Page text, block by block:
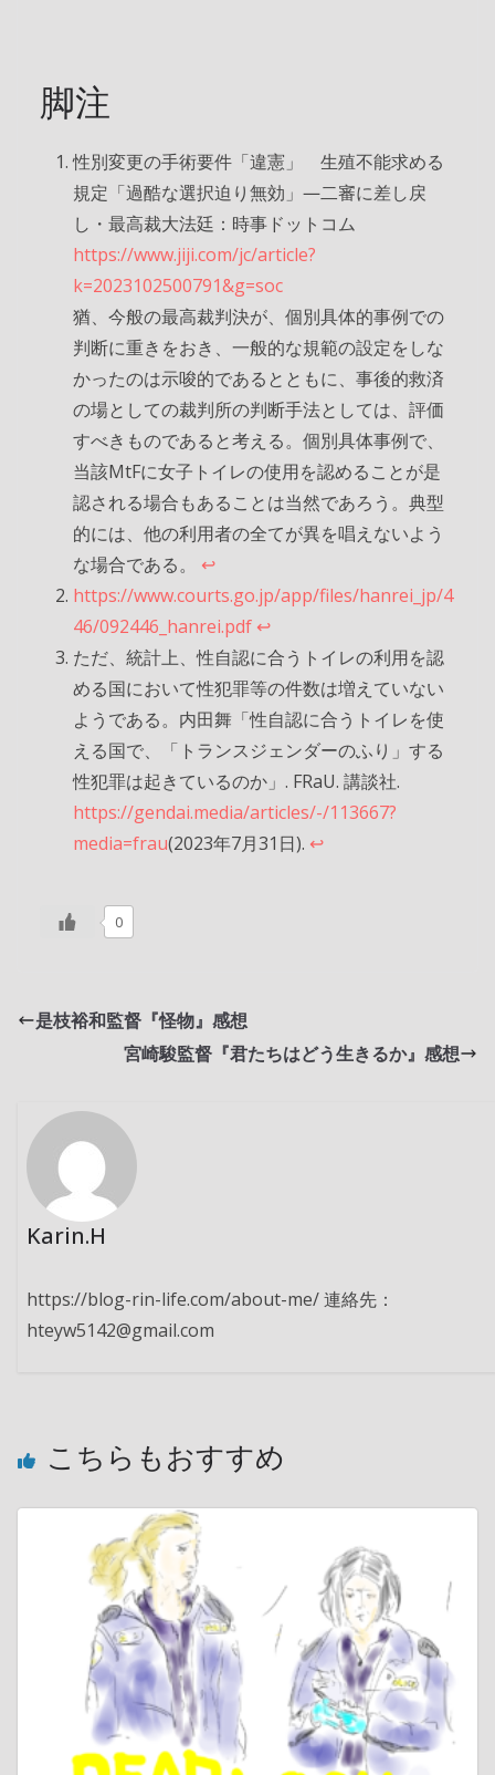
脚注
性別変更の手術要件「違憲」 生殖不能求める
規定「過酷な選択迫り無効」―二審に差し戻
し・最高裁大法廷：時事ドットコム
https://www.jiji.com/jc/article?
k=2023102500791&g=soc
猶、今般の最高裁判決が、個別具体的事例での
判断に重きをおき、一般的な規範の設定をしな
かったのは示唆的であるとともに、事後的救済
の場としての裁判所の判断手法としては、評価
すべきものであると考える。個別具体事例で、
当該MtFに女子トイレの使用を認めることが是
認される場合もあることは当然であろう。典型
的には、他の利用者の全てが異を唱えないよう
な場合である。 ↩︎
https://www.courts.go.jp/app/files/hanrei_jp/4
46/092446_hanrei.pdf ↩︎
ただ、統計上、性自認に合うトイレの利用を認
める国において性犯罪等の件数は増えていない
ようである。内田舞「性自認に合うトイレを使
える国で、「トランスジェンダーのふり」する
性犯罪は起きているのか」. FRaU. 講談社.
https://gendai.media/articles/-/113667?
media=frau(2023年7月31日). ↩︎
0
是枝裕和監督『怪物』感想
宮崎駿監督『君たちはどう生きるか』感想
Karin.H
https://blog-rin-life.com/about-me/ 連絡先：
hteyw5142@gmail.com
こちらもおすすめ